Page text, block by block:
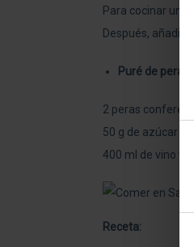
Para cocinar un
Después, añadir
Puré de pera
2 peras
50 g de azúcar
400 ml de vino
Receta: